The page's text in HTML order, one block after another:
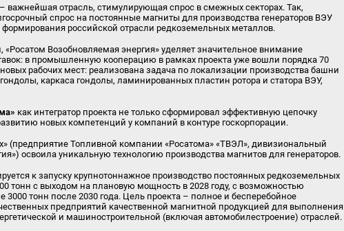
– важнейшая отрасль, стимулирующая спрос в смежных секторах. Так,
спрос на постоянные магниты для производства генераторов ВЭУ
российской отрасли редкоземельных металлов.
Возобновляемая энергия» уделяет значительное внимание
в промышленную кооперацию в рамках проекта уже вошли порядка 70
рабочих мест: реализована задача по локализации производства башни
каркаса гондолы, ламинированных пластин ротора и статора ВЭУ,
как интегратор проекта не только сформировал эффективную цепочку
новых компетенций у компаний в контуре госкорпорации.
(предприятие Топливной компании «Росатома» «ТВЭЛ», дивизиональный
освоила уникальную технологию производства магнитов для генераторов.
к запуску крупнотоннажное производство постоянных редкоземельных
тонн с выходом на плановую мощность в 2028 году, с возможностью
тонн после 2030 года. Цель проекта – полное и бесперебойное
предприятий качественной магнитной продукцией для выполнения
и машиностроительной (включая автомобилестроение) отраслей.